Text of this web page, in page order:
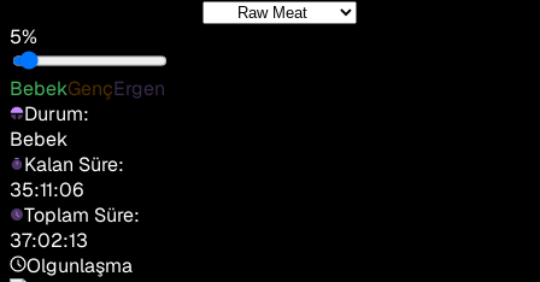
5%
BebekGençErgen
Durum:
Bebek
Kalan Süre:
35:11:06
Toplam Süre:
37:02:13
Olgunlaşma